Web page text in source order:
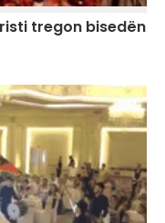
tregon bisedën